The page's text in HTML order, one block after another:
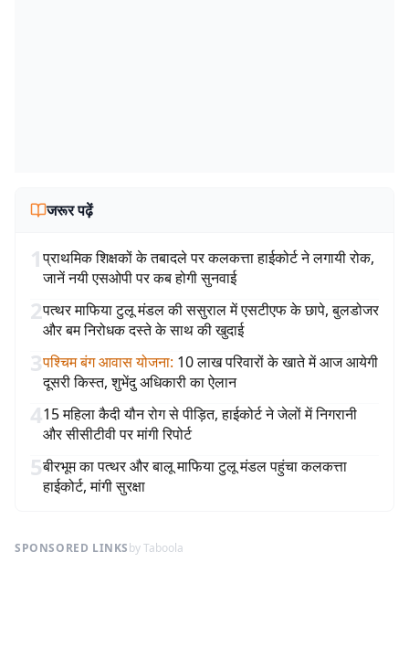
जरूर पढ़ें
1प्राथमिक शिक्षकों के तबादले पर कलकत्ता हाईकोर्ट ने लगायी रोक,
जानें नयी एसओपी पर कब होगी सुनवाई
2पत्थर माफिया टुलू मंडल की ससुराल में एसटीएफ के छापे, बुलडोजर
और बम निरोधक दस्ते के साथ की खुदाई
3पश्चिम बंग आवास योजना: 10 लाख परिवारों के खाते में आज आयेगी
दूसरी किस्त, शुभेंदु अधिकारी का ऐलान
415 महिला कैदी यौन रोग से पीड़ित, हाईकोर्ट ने जेलों में निगरानी
और सीसीटीवी पर मांगी रिपोर्ट
5बीरभूम का पत्थर और बालू माफिया टुलू मंडल पहुंचा कलकत्ता
हाईकोर्ट, मांगी सुरक्षा
SPONSORED LINKSby Taboola